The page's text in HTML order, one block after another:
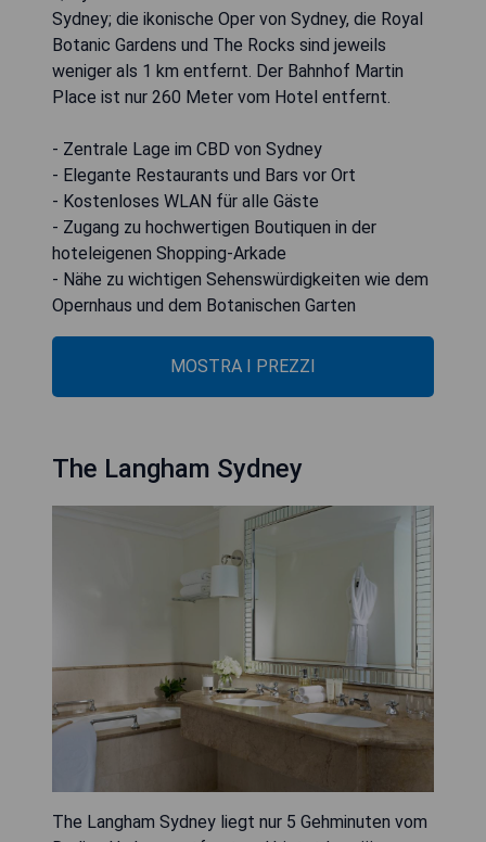
Sydney; die ikonische Oper von Sydney, die Royal
Botanic Gardens und The Rocks sind jeweils
weniger als 1 km entfernt. Der Bahnhof Martin
Place ist nur 260 Meter vom Hotel entfernt.
- Zentrale Lage im CBD von Sydney
- Elegante Restaurants und Bars vor Ort
- Kostenloses WLAN für alle Gäste
- Zugang zu hochwertigen Boutiquen in der
hoteleigenen Shopping-Arkade
- Nähe zu wichtigen Sehenswürdigkeiten wie dem
Opernhaus und dem Botanischen Garten
MOSTRA I PREZZI
The Langham Sydney
The Langham Sydney liegt nur 5 Gehminuten vom